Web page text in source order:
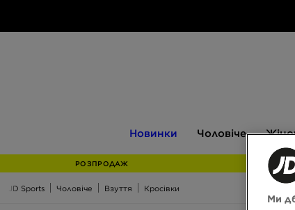
Новинки Чоловіче
РОЗПРОДАЖ
JD Sports Чоловіче Взуття Кросівки
Ми